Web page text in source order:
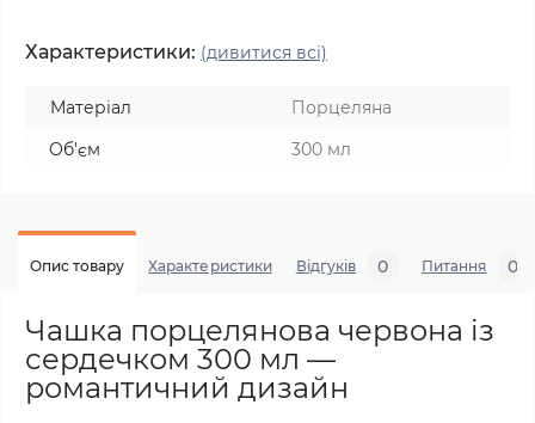
Характеристики: (дивитися всі)
Матеріал
Порцеляна
Об'єм
300 мл
Опис товару Характеристики Відгуків 0 Питання 0
Чашка порцелянова червона із
сердечком 300 мл —
романтичний дизайн